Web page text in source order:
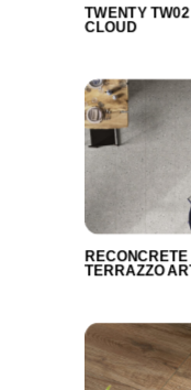
TWENTY TW02
CLOUD
RECONCRETE
TERRAZZO